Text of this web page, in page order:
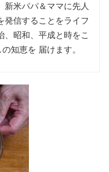
新米パパ＆ママに先人
発信することをライフ
、昭和、平成と時をこ
知恵を 届けます。